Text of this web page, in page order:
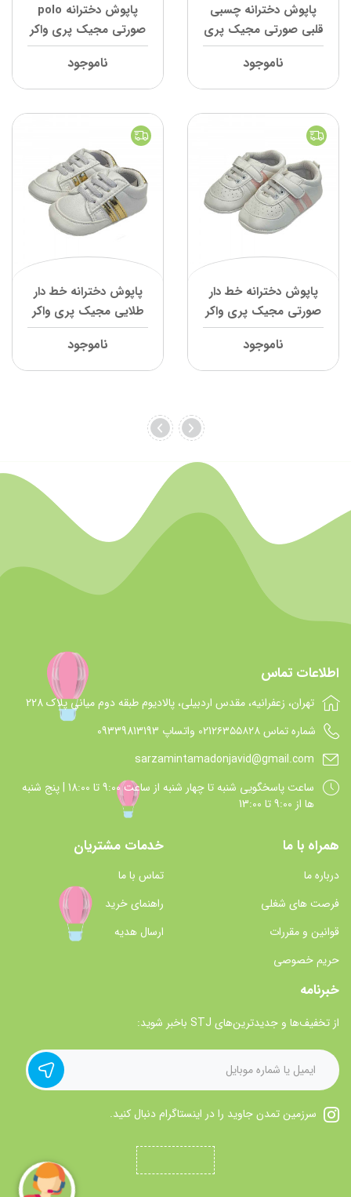
پاپوش دخترانه چسبی
قلبی صورتی مجیک پری
واکر
ناموجود
پاپوش دخترانه polo
صورتی مجیک پری واکر
ناموجود
پاپوش دخترانه خط دار
صورتی مجیک پری واکر
ناموجود
پاپوش دخترانه خط دار
طلایی مجیک پری واکر
ناموجود
اطلاعات تماس
تهران، زعفرانیه، مقدس اردبیلی، پالادیوم طبقه دوم میانی پلاک 228
شماره تماس 021۲۶۳۵۵۸۲۸ واتساپ 09339813193
sarzamintamadonjavid@gmail.com
ساعت پاسخگويي شنبه تا چهار شنبه از ساعت 9:00 تا 18:00 | پنج شنبه
ها از 9:00 تا 13:00
همراه با ما
درباره ما
فرصت های شغلی
قوانین و مقررات
حریم خصوصی
خدمات مشتریان
تماس با ما
راهنمای خرید
ارسال هدیه
خبرنامه
از تخفیف‌ها و جدیدترین‌های STJ باخبر شوید:
سرزمین تمدن جاوید را در اینستاگرام دنبال کنید.